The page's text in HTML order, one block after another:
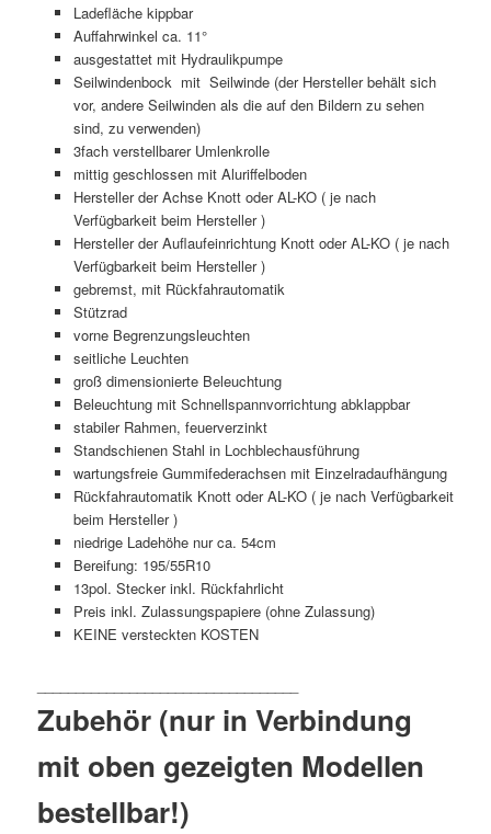
Ladefläche kippbar
Auffahrwinkel ca. 11°
ausgestattet mit Hydraulikpumpe
Seilwindenbock mit Seilwinde (der Hersteller behält sich
vor, andere Seilwinden als die auf den Bildern zu sehen
sind, zu verwenden)
3fach verstellbarer Umlenkrolle
mittig geschlossen mit Aluriffelboden
Hersteller der Achse Knott oder AL-KO ( je nach
Verfügbarkeit beim Hersteller )
Hersteller der Auflaufeinrichtung Knott oder AL-KO ( je nach
Verfügbarkeit beim Hersteller )
gebremst, mit Rückfahrautomatik
Stützrad
vorne Begrenzungsleuchten
seitliche Leuchten
groß dimensionierte Beleuchtung
Beleuchtung mit Schnellspannvorrichtung abklappbar
stabiler Rahmen, feuerverzinkt
Standschienen Stahl in Lochblechausführung
wartungsfreie Gummifederachsen mit Einzelradaufhängung
Rückfahrautomatik Knott oder AL-KO ( je nach Verfügbarkeit
beim Hersteller )
niedrige Ladehöhe nur ca. 54cm
Bereifung: 195/55R10
13pol. Stecker inkl. Rückfahrlicht
Preis inkl. Zulassungspapiere (ohne Zulassung)
KEINE versteckten KOSTEN
Zubehör (nur in Verbindung
mit oben gezeigten Modellen
bestellbar!)